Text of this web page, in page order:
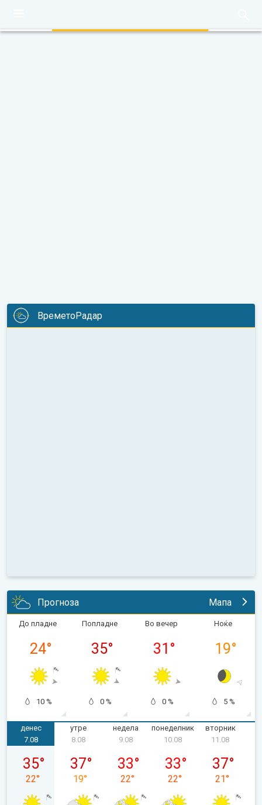
ВреметоРадар
Прогноза Мапа
До пладне
24°
10 %
Попладне
35°
0 %
Во вечер
31 °
0 %
Ноќе
19°
5 %
денес
петок, 07.08
7.08
35°
22°
утре
8.08
37°
19°
недела
9.08
33°
22°
понеделник
10.08
33°
22°
вторник
11.08
37°
21°